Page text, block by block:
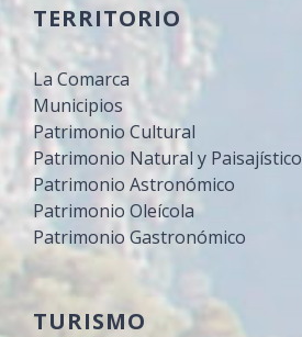
TERRITORIO
La Comarca
Municipios
Patrimonio Cultural
Patrimonio Natural y Paisajístico
Patrimonio Astronómico
Patrimonio Oleícola
Patrimonio Gastronómico
TURISMO